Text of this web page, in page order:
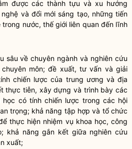
được các thành tựu và xu hướng
và đổi mới sáng tạo, những tiến
nước, thế giới liên quan đến lĩnh
sâu về chuyên ngành và nghiên cứu
môn; đề xuất, tư vấn và giải
chiến lược của trung ương và địa
thực tiễn, xây dựng và trình bày các
học có tính chiến lược trong các hội
trọng; khả năng tập hợp và tổ chức
thực hiện nhiệm vụ khoa học, công
khả năng gắn kết giữa nghiên cứu
xuất;